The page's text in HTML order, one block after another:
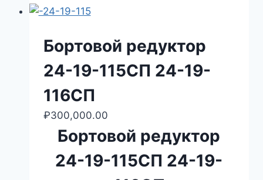
Бортовой редуктор
24-19-115СП 24-19-
116СП
₽300,000.00
Бортовой редуктор
24-19-115СП 24-19-